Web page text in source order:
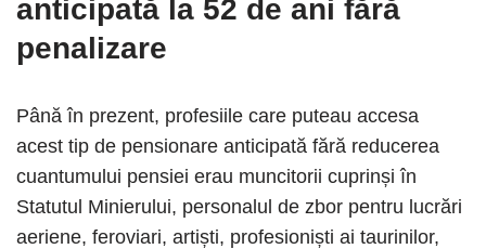
anticipată la 52 de ani fără
penalizare
Până în prezent, profesiile care puteau accesa
acest tip de pensionare anticipată fără reducerea
cuantumului pensiei erau muncitorii cuprinși în
Statutul Minierului, personalul de zbor pentru lucrări
aeriene, feroviari, artiști, profesioniști ai taurinilor,